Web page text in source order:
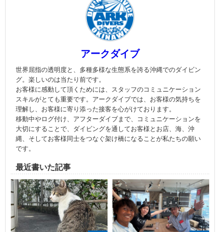
アークダイブ
世界屈指の透明度と、多種多様な生態系を誇る沖縄でのダイビン
グ。楽しいのは当たり前です。
お客様に感動して頂くためには、スタッフのコミュニケーション
スキルがとても重要です。アークダイブでは、お客様の気持ちを
理解し、お客様に寄り添った接客を心がけております。
移動中やログ付け、アフターダイブまで、コミュニケーションを
大切にすることで、ダイビングを通してお客様とお店、海、沖
縄、そしてお客様同士をつなぐ架け橋になることが私たちの願い
です。
最近書いた記事